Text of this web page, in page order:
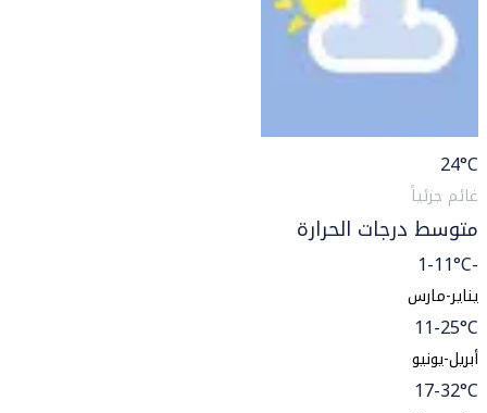
24°C
غائم جزئياً
متوسط درجات الحرارة
-1-11°C
يناير-مارس
11-25°C
أبريل-يونيو
17-32°C